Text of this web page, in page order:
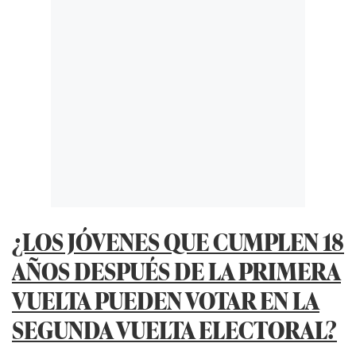
¿LOS JÓVENES QUE CUMPLEN 18
AÑOS DESPUÉS DE LA PRIMERA
VUELTA PUEDEN VOTAR EN LA
SEGUNDA VUELTA ELECTORAL?